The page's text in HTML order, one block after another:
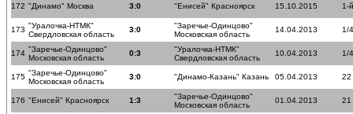
172 "Динамо" Москва 3:0 "Енисей" Красноярск 15.10.2015 1-
173 "Уралочка-НТМК"
Свердловская область
3:0
"Заречье-Одинцово"
Московская область
14.04.2013 1/
174 "Заречье-Одинцово"
Московская область
0:3
"Уралочка-НТМК"
Свердловская область
10.04.2013 1/
175 "Заречье-Одинцово"
Московская область
3:0 "Динамо-Казань" Казань 05.04.2013 22
176 "Енисей" Красноярск 1:3
"Заречье-Одинцово"
Московская область
01.04.2013 21